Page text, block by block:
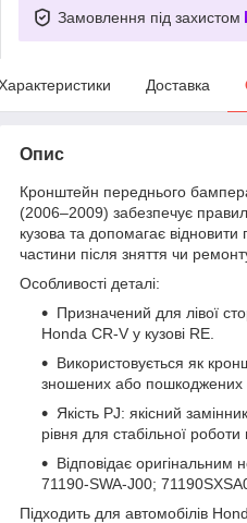
Замовлення під захистом
Доставка
Опис
Кронштейн переднього
(2006–2009) забезпечує
кузова та допомагає
частини після зняття чи
Особливості деталі:
Призначений для лівої
Honda CR-V у кузові RE.
Використовується як
зношених або пошкоджених
Якість PJ: якісний
рівня для стабільної роботи
Відповідає
71190-SWA-J00;
Підходить для автомобілів